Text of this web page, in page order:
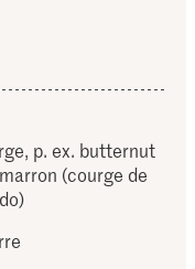
p. ex. butternut
(courge de